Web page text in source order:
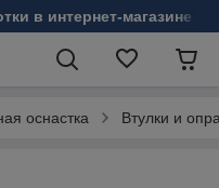
в интернет-магазине
оснастка Втулки и